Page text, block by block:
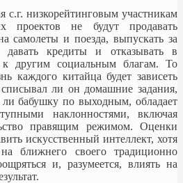
с.г. низкорейтинговым участникам
проектов не будут продавать
самолеты и поезда, выпускать за
давать кредиты и отказывать в
к другим социальным благам. То
каждого китайца будет зависеть
ли он домашние задания,
бабушку по выходным, обладает
наклонностями, включая
правящим режимом. Оценки
искусственный интеллект, хотя
ближнего своего традиционно
и, разумеется, влиять на